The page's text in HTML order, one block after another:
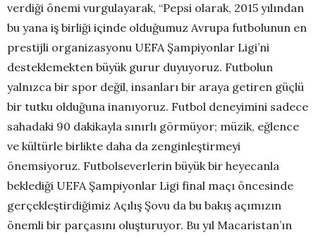
verdiği önemi vurgulayarak, “Pepsi olarak, 2015 yılından
bu yana iş birliği içinde olduğumuz Avrupa futbolunun en
prestijli organizasyonu UEFA Şampiyonlar Ligi’ni
desteklemekten büyük gurur duyuyoruz. Futbolun
yalnızca bir spor değil, insanları bir araya getiren güçlü
bir tutku olduğuna inanıyoruz. Futbol deneyimini sadece
sahadaki 90 dakikayla sınırlı görmüyor; müzik, eğlence
ve kültürle birlikte daha da zenginleştirmeyi
önemsiyoruz. Futbolseverlerin büyük bir heyecanla
beklediği UEFA Şampiyonlar Ligi final maçı öncesinde
gerçekleştirdiğimiz Açılış Şovu da bu bakış açımızın
önemli bir parçasını oluşturuyor. Bu yıl Macaristan’ın